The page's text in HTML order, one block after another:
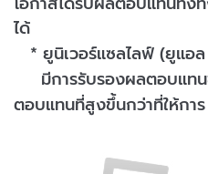
ได้
* ยูนิเวอร์แซลไลฟ์ (ยูแอ
มีการรับรองผลตอบแทน
ตอบแทนที่สูงขึ้นกว่าที่ให้การ